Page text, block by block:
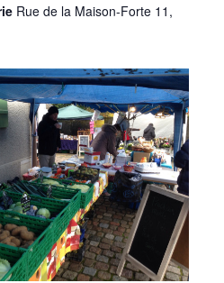
Rue de la Maison-Forte 11,